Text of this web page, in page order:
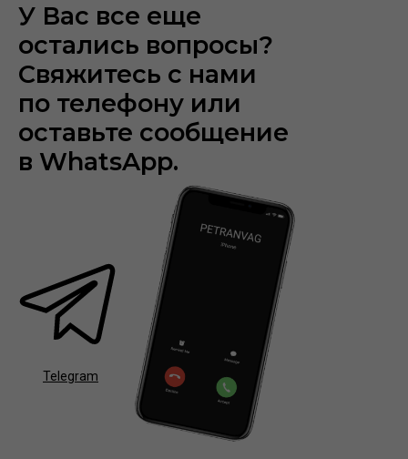
У Вас все еще
остались вопросы?
Свяжитесь с нами
по телефону или
оставьте сообщение
в WhatsApp.
Telegram